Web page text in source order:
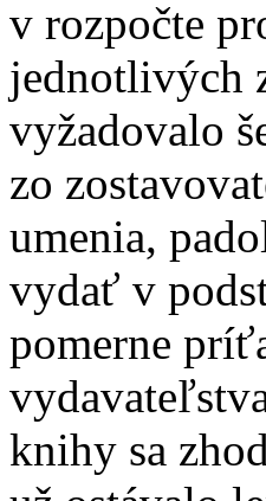
v rozpočte
jednotlivých
vyžadovalo
zo
umenia,
vydať v
pomerne
knihy sa